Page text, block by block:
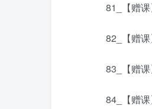
81_【赠课
82_【赠课
83_【赠课
84_【赠课